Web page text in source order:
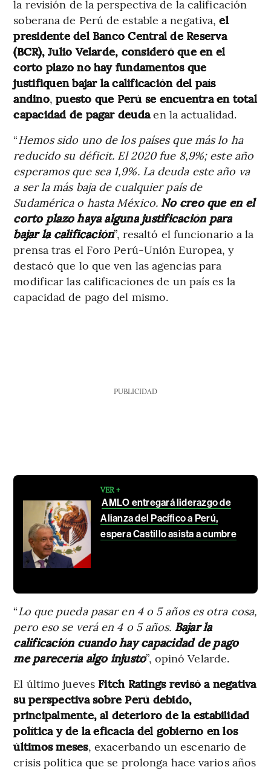
la revisión de la perspectiva de la calificación
soberana de Perú de estable a negativa,el
presidente del Banco Central de Reserva
(BCR), Julio Velarde, consideró que en el
corto plazo no hay fundamentos que
justifiquen bajar la calificación del país
andino,puesto que Perú se encuentra en total
capacidad de pagar deudaen la actualidad.
“Hemos sido uno de los países que más lo ha
reducido su déficit. El 2020 fue 8,9%; este año
esperamos que sea 1,9%. La deuda este año va
a ser la más baja de cualquier país de
Sudamérica o hasta México. No creo que en el
corto plazo haya alguna justificación para
bajar la calificación”, resaltó el funcionario a la
prensa tras el Foro Perú-Unión Europea, y
destacó que lo que ven las agencias para
modificar las calificaciones de un país es la
capacidad de pago del mismo.
PUBLICIDAD
VER +
AMLO entregará liderazgo de
Alianza del Pacífico a Perú,
espera Castillo asista a cumbre
“Lo que pueda pasar en 4 o 5 años es otra cosa,
pero eso se verá en 4 o 5 años. Bajar la
calificación cuando hay capacidad de pago
me parecería algo injusto”, opinó Velarde.
El último jueves Fitch Ratings revisó a negativa
su perspectiva sobre Perú debido,
principalmente, al deterioro de la estabilidad
política y de la eficacia del gobierno en los
últimos meses, exacerbando un escenario de
crisis política que se prolonga hace varios años